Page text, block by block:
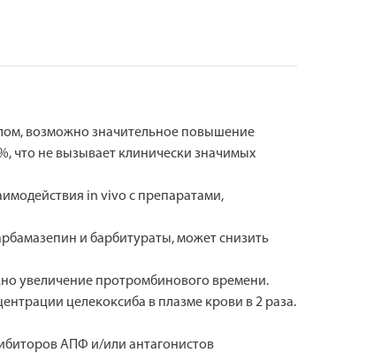
возможно значительное повышение
что не вызывает клинически значимых
in vivo с препаратами,
и барбитураты, может снизить
увеличение протромбинового времени.
целекоксиба в плазме крови в 2 раза.
АПФ и/или антагонистов